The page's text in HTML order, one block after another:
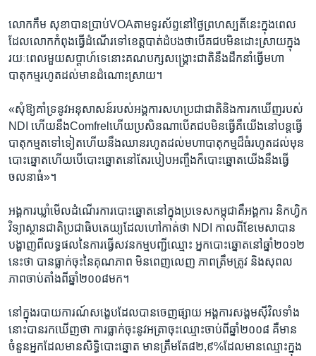
លោក​កឹម សុខា​បាន​ប្រាប់​VOA​តាម​ទូរស័ព្ទ​នៅ​ថ្ងៃ​ព្រហស្បតិ៍​នេះ​ក្នុង​ពេល​
ដែល​លោក​កំពុងធ្វើ​ដំណើរ​ទៅ​ខេត្ត​បាត់​ដំបង​ថា​បើ​គជប​មិន​ដោះ​ស្រាយ​ក្នុង​
រយៈ​ពេល​មួយ​សប្តាហ៍​ទេ​នោះ​គណបក្ស​សង្គ្រោះជាតិ​នឹង​ដឹក​នាំធ្វើ​មហា​
បាតុកម្ម​រហូត​ដល់​មាន​ដំណោះ​ស្រាយ។​
«​សុំឱ្យ​គាំទ្រនូវ​អនុសាសន៍​របស់​អង្គការ​សហប្រជាជាតិ​និង​កា​រក​ឃើញ​របស់​
NDI ​ហើយ​នឹង​Comfrel​ហើយ​ប្រសិន​ណាបើ​គជប​មិន​ធ្វើ​គឺយើង​នៅ​បន្ត​ធ្វើ​
បាតុកម្ម​តទៅទៀត​ហើយ​នឹង​ឈាន​រហូត​ដល់​មហា​បាតុកម្ម​ដ៏ធំ​រហូត​ដល់​មុន​
បោះឆ្នោត​ហើយ​បើ​បោះឆ្នោត​នៅតែ​របៀប​អញ្ចឹង​ក៏បោះ​ឆ្នោត​យើង​នឹង​ធ្វើ​
ចលនា​ធំ»។​
អង្គការ​ឃ្លាំមើល​ដំណើរ​ការ​បោះឆ្នោត​នៅ​ក្នុង​ប្រទេស​កម្ពុជា​គឺ​អង្គការ​ និកហ្វិក​
វិទ្យាស្ថាន​ជាតិ​ប្រជា​ធិបតេយ្យ​ដែល​ហៅកាត់​ថា​ NDI​ កាលពី​ខែមេសា​បាន​
បង្ហាញ​ពី​លទ្ធផល​នៃ​ការ​ធ្វើ​សវនកម្ម​បញ្ជី​ឈ្មោះ​ អ្នក​បោះ​ឆ្នោត​នៅ​ឆ្នាំ​២០១២​
នេះ​ថា​ បាន​ធ្លាក់ចុះ​នៃ​គុណភាព​ មិន​ពេញ​លេញ​ ភាព​ត្រឹមត្រូវ​ និង​សុពល​
ភាព​ចាប់​តាំង​ពីឆ្នាំ​២០០៨​មក។​
នៅ​ក្នុង​របាយ​ការណ៍​សង្ខេប​ដែល​បាន​ចេញ​ផ្សាយ​ អង្គការ​សង្គម​ស៊ីវិល​ទាំង​
នោះ​បាន​រក​ឃើញ​ថា​ ការ​ធ្លាក់​ចុះ​នូវ​អត្រា​ចុះ​ឈ្មោះ​ចាប់​ពីឆ្នាំ​២០០៨​ គឺ​មាន​
ចំនួន​អ្នក​ដែល​មាន​សិទ្ធិ​បោះឆ្នោត​ មានត្រឹមតែ​៨២,៩%​ដែល​មាន​ឈ្មោះ​ក្នុង​